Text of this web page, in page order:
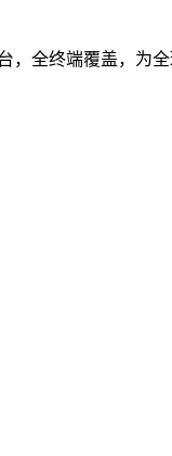
，全终端覆盖，为